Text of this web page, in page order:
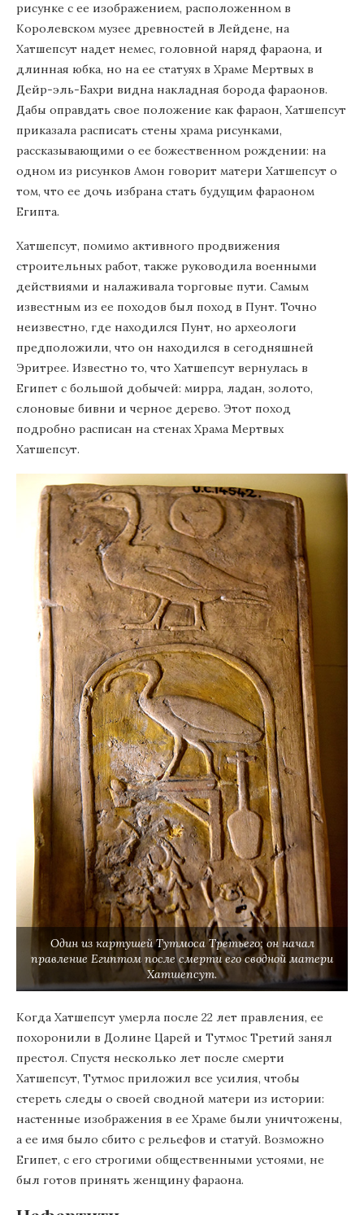
рисунке с ее изображением, расположенном в
Королевском музее древностей в Лейдене, на
Хатшепсут надет немес, головной наряд фараона, и
длинная юбка, но на ее статуях в Храме Мертвых в
Дейр-эль-Бахри видна накладная борода фараонов.
Дабы оправдать свое положение как фараон, Хатшепсут
приказала расписать стены храма рисунками,
рассказывающими о ее божественном рождении: на
одном из рисунков Амон говорит матери Хатшепсут о
том, что ее дочь избрана стать будущим фараоном
Египта.
Хатшепсут, помимо активного продвижения
строительных работ, также руководила военными
действиями и налаживала торговые пути. Самым
известным из ее походов был поход в Пунт. Точно
неизвестно, где находился Пунт, но археологи
предположили, что он находился в сегодняшней
Эритрее. Известно то, что Хатшепсут вернулась в
Египет с большой добычей: мирра, ладан, золото,
слоновые бивни и черное дерево. Этот поход
подробно расписан на стенах Храма Мертвых
Хатшепсут.
Один из картушей Тутмоса Третьего; он начал
правление Египтом после смерти его сводной матери
Хатшепсут.
Когда Хатшепсут умерла после 22 лет правления, ее
похоронили в Долине Царей и Тутмос Третий занял
престол. Спустя несколько лет после смерти
Хатшепсут, Тутмос приложил все усилия, чтобы
стереть следы о своей сводной матери из истории:
настенные изображения в ее Храме были уничтожены,
а ее имя было сбито с рельефов и статуй. Возможно
Египет, с его строгими общественными устоями, не
был готов принять женщину фараона.